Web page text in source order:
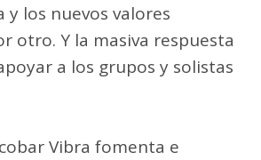
y los nuevos valores
otro. Y la masiva respuesta
a los grupos y solistas
Vibra fomenta e